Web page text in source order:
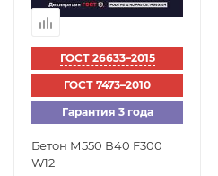
ГОСТ 26633–2015
ГОСТ 7473–2010
Гарантия 3 года
Бетон М550 В40 F300
W12